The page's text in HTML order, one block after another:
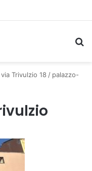
Trivulzio 18 / palazzo-